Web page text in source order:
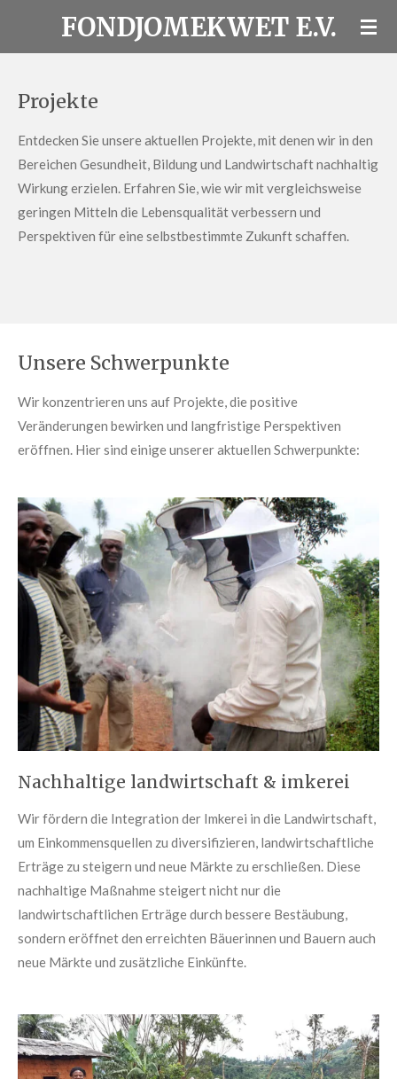
FONDJOMEKWET E.V.
Projekte
Entdecken Sie unsere aktuellen Projekte, mit denen wir in den
Bereichen Gesundheit, Bildung und Landwirtschaft nachhaltig
Wirkung erzielen. Erfahren Sie, wie wir mit vergleichsweise
geringen Mitteln die Lebensqualität verbessern und
Perspektiven für eine selbstbestimmte Zukunft schaffen.
Unsere Schwerpunkte
Wir konzentrieren uns auf Projekte, die positive
Veränderungen bewirken und langfristige Perspektiven
eröffnen. Hier sind einige unserer aktuellen Schwerpunkte:
Nachhaltige landwirtschaft & imkerei
Wir fördern die Integration der Imkerei in die Landwirtschaft,
um Einkommensquellen zu diversifizieren, landwirtschaftliche
Erträge zu steigern und neue Märkte zu erschließen. Diese
nachhaltige Maßnahme steigert nicht nur die
landwirtschaftlichen Erträge durch bessere Bestäubung,
sondern eröffnet den erreichten Bäuerinnen und Bauern auch
neue Märkte und zusätzliche Einkünfte.